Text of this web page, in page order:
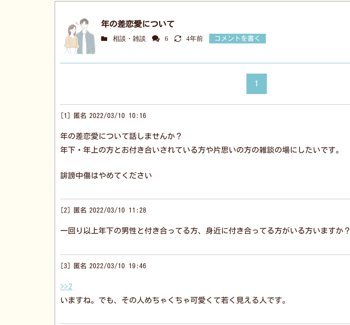
年の差恋愛について
相談・雑談 6 4年前 コメントを書く
1
1 匿名 2022/03/10 10:16
年の差恋愛について話しませんか？
年下・年上の方とお付き合いされている方や片思いの方の雑談の場にしたいです。
誹謗中傷はやめてください
2 匿名 2022/03/10 11:28
一回り以上年下の男性と付き合ってる方、身近に付き合ってる方がいる方いますか？
3 匿名 2022/03/10 19:46
>>2
いますね。でも、その人めちゃくちゃ可愛くて若く見える人です。